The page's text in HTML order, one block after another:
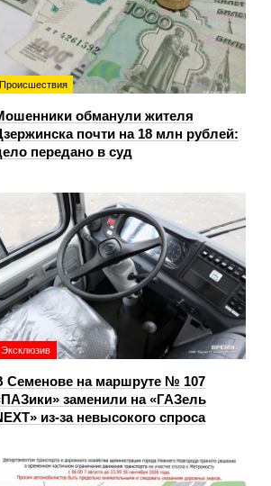
Происшествия
обманули жителя
почти на 18 млн рублей:
передано в суд
Эксклюзив
Семенове на маршруте № 107
заменили на «ГАЗель
из‑за невысокого спроса